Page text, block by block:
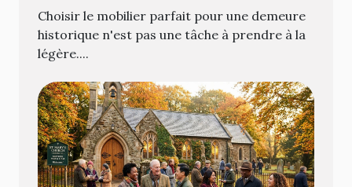
historique ?
Choisir le mobilier parfait pour une demeure
historique n'est pas une tâche à prendre à la
légère....